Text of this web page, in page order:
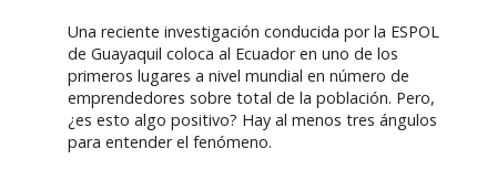
Una reciente investigación conducida por la ESPOL
de Guayaquil coloca al Ecuador en uno de los
primeros lugares a nivel mundial en número de
emprendedores sobre total de la población. Pero,
¿es esto algo positivo? Hay al menos tres ángulos
para entender el fenómeno.